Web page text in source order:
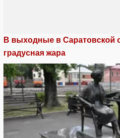
В выходные в Саратовской
градусная жара